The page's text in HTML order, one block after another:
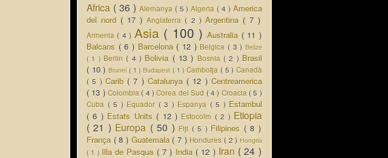
Africa ( 36 ) Alemanya ( 5 )Algeria ( 4 )America
del nord ( 17 )Anglaterra ( 2 ) Argentina ( 7 )
Armenia ( 4 ) Asia ( 100 )Australia ( 11 )
Balcans ( 6 ) Barcelona ( 12 ) Belgica ( 3 )Belize
( 1 ) Berlin ( 4 ) Bolivia ( 13 ) Bosnia ( 2 ) Brasil
( 10 )Brunei ( 1 )Budapest ( 1 )Cambotja ( 5 )Canadà
( 5 ) Carib ( 7 ) Catalunya ( 12 )Centreamerica
( 13 )Colombia ( 4 )Corea del Sud ( 4 ) Croacia ( 5 )
Cuba ( 5 ) Equador ( 3 ) Espanya ( 5 ) Estambul
( 6 ) Estats Units ( 12 ) Estocolm ( 2 ) Etiopia
( 21 ) Europa ( 50 ) Fiji ( 5 ) Filipines ( 8 )
França ( 8 ) Guatemala ( 7 ) Hondures ( 2 ) Hongria
( 1 ) Illa de Pasqua ( 7 ) India ( 12 ) Iran ( 24 )